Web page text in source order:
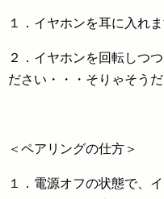
１．イヤホンを耳に入れ
２．イヤホンを回転しつ
ださい・・・そりゃそう
＜ペアリングの仕方＞
１．電源オフの状態で、